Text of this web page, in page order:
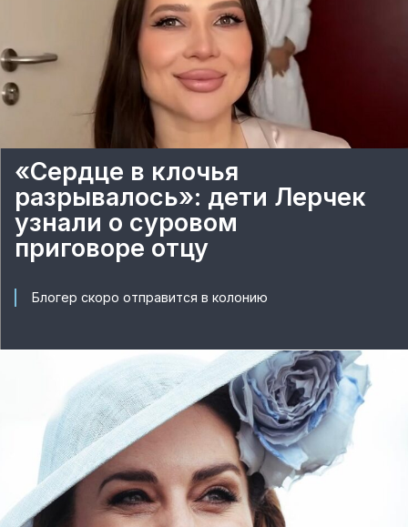
«Сердце в клочья
разрывалось»: дети Лерчек
узнали о суровом
приговоре отцу
Блогер скоро отправится в колонию